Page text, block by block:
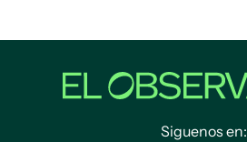
Siguenos en: